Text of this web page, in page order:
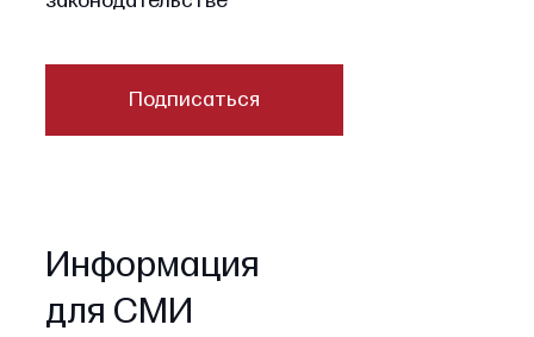
Подписаться
Информация
для СМИ